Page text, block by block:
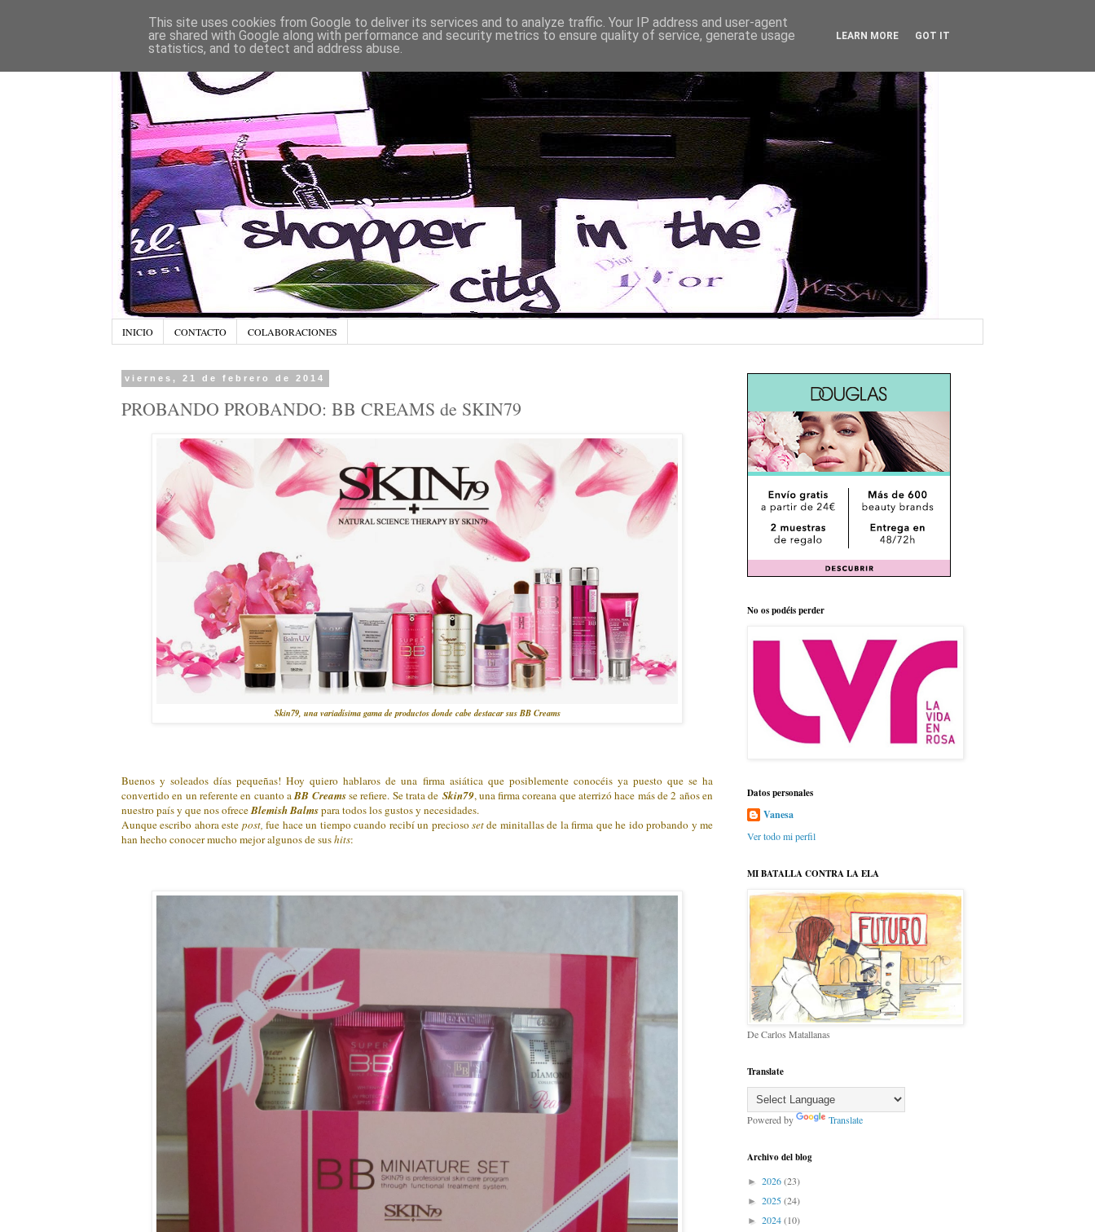
INICIO CONTACTO COLABORACIONES
viernes, 21 de febrero de 2014
PROBANDO PROBANDO: BB CREAMS de SKIN79
Skin79, una variadísima gama de productos donde cabe destacar sus BB Creams
Buenos y soleados días pequeñas! Hoy quiero hablaros de una firma asiática que posiblemente conocéis ya puesto que se ha
convertido en un referente en cuanto aBB Creamsse refiere. Se trata de Skin79, una firma coreana que aterrizó hace más de 2 años en
nuestro país y que nos ofreceBlemish Balmspara todos los gustos y necesidades.
Aunque escribo ahora este post,fue hace un tiempo cuando recibí un preciososetde minitallas de la firma que he ido probando y me
han hecho conocer mucho mejor algunos de sushits:
No os podéis perder
Datos personales
Vanesa
Ver todo mi perfil
MI BATALLA CONTRA LA ELA
De Carlos Matallanas
Translate
Powered by Translate
Archivo del blog
► 2026(23)
► 2025(24)
► 2024(10)
This site uses cookies from Google to deliver its services and to analyze traffic. Your IP address and user-agent
are shared with Google along with performance and security metrics to ensure quality of service, generate usage
statistics, and to detect and address abuse.
LEARN MORE GOT IT